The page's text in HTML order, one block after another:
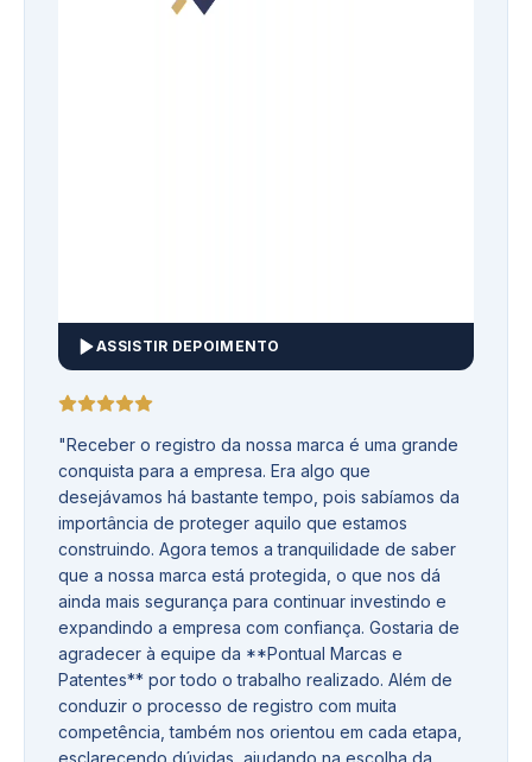
ASSISTIR DEPOIMENTO
"Receber o registro da nossa marca é uma grande
conquista para a empresa. Era algo que
desejávamos há bastante tempo, pois sabíamos da
importância de proteger aquilo que estamos
construindo. Agora temos a tranquilidade de saber
que a nossa marca está protegida, o que nos dá
ainda mais segurança para continuar investindo e
expandindo a empresa com confiança. Gostaria de
agradecer à equipe da **Pontual Marcas e
Patentes** por todo o trabalho realizado. Além de
conduzir o processo de registro com muita
competência, também nos orientou em cada etapa,